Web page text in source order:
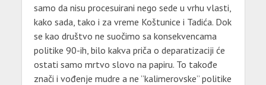
samo da nisu procesuirani nego sede u vrhu vlasti,
kako sada, tako i za vreme Koštunice i Tadića. Dok
se kao društvo ne suočimo sa konsekvencama
politike 90-ih, bilo kakva priča o deparatizaciji će
ostati samo mrtvo slovo na papiru. To takođe
znači i vođenje mudre a ne ”kalimerovske” politike